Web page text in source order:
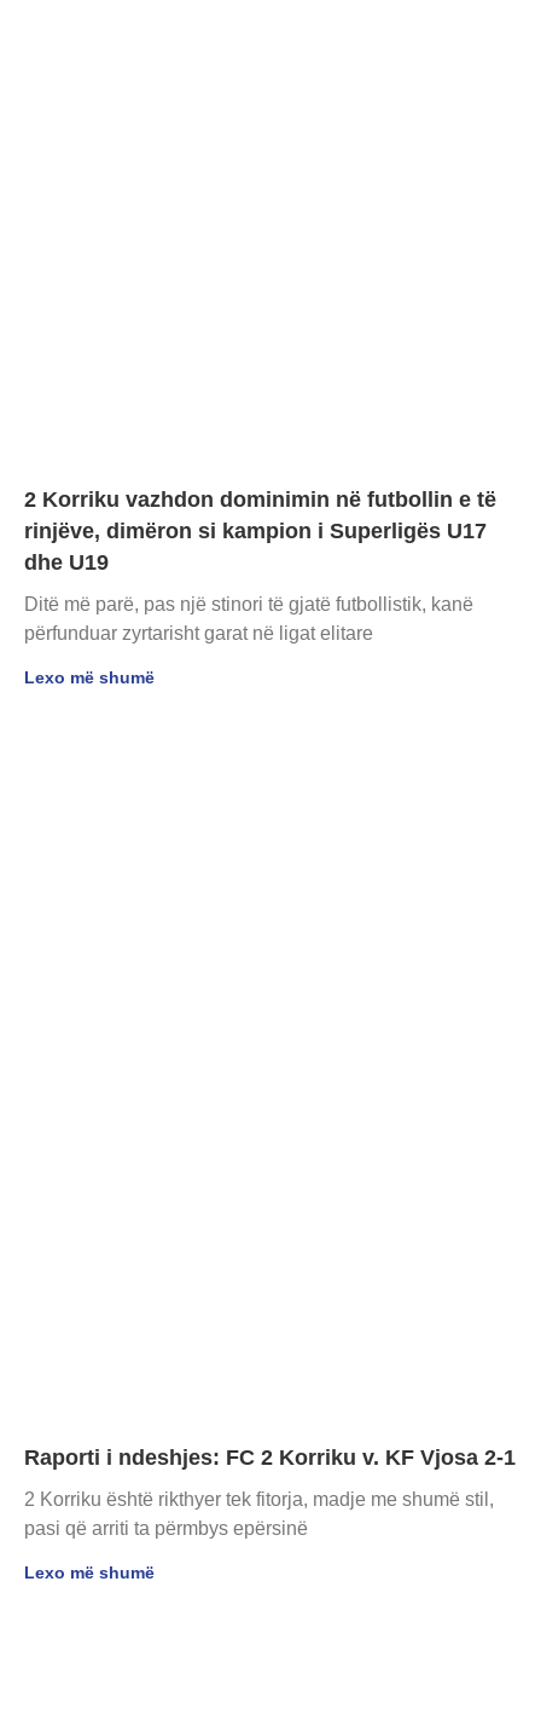
2 Korriku vazhdon dominimin në futbollin e të
rinjëve, dimëron si kampion i Superligës U17
dhe U19
Ditë më parë, pas një stinori të gjatë futbollistik, kanë
përfunduar zyrtarisht garat në ligat elitare
Lexo më shumë
Raporti i ndeshjes: FC 2 Korriku v. KF Vjosa 2-1
2 Korriku është rikthyer tek fitorja, madje me shumë stil,
pasi që arriti ta përmbys epërsinë
Lexo më shumë